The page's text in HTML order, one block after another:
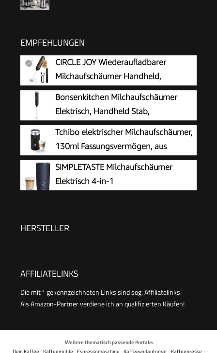
EMPFEHLUNGEN
CIRCLE JOY Wiederaufladbarer
Milchaufschäumer Handheld,
Elektrischer Kaffee-Aufschäumer,
Tragbarer Handaufschäumer, Zauberstab,
Getränkemixer für Matcha Lattes Cappuccino,
Küchengeschenke, Schwarz
Bonsenkitchen Milchaufschäumer
Elektrisch, Handheld Stab,
Batteriebetrieben
Tchibo elektrischer Milchaufschäumer,
130ml Fassungsvermögen, aus
rostfreiem Edelstahl,
Antihaftbeschichtung, warmer und kalter
Milchschaum, für Latte Macchiato, Cappuccino
SIMPLETASTE Milchaufschäumer
Elektrisch 4-in-1
HERSTELLER
AFFILIATELINKS
Die mit * gekennzeichneten Links sind sog. Affiliatelinks.
Als Amazon-Partner verdiene ich an qualifizierten Käufen!
Weitere thematisch passende Portale:
Dein Kaffee ·Kaffeemühle ·Espressomaschine ·Kaffeevollautomat·Kaffeepresse ·